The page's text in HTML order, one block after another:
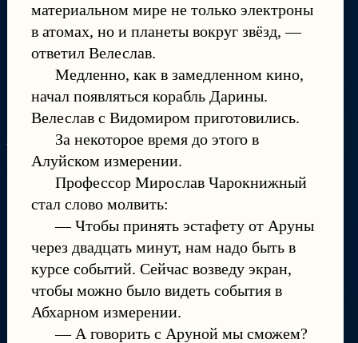
материальном мире не только электроны
в атомах, но и планеты вокруг звёзд, —
ответил Велеслав.
Медленно, как в замедленном кино,
начал появляться корабль Дарины.
Велеслав с Видомиром приготовились.
За некоторое время до этого в
Алуйском измерении.
Профессор Мирослав Чарокнижный
стал слово молвить:
— Чтобы принять эстафету от Аруны
через двадцать минут, нам надо быть в
курсе событий. Сейчас возведу экран,
чтобы можно было видеть события в
Абхарном измерении.
— А говорить с Аруной мы сможем?